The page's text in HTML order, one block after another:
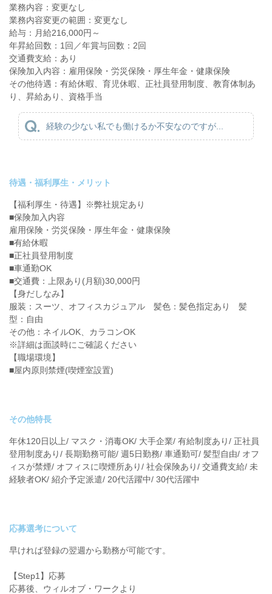
業務内容：変更なし
業務内容変更の範囲：変更なし
給与：月給216,000円～
年昇給回数：1回／年賞与回数：2回
交通費支給：あり
保険加入内容：雇用保険・労災保険・厚生年金・健康保険
その他待遇：有給休暇、育児休暇、正社員登用制度、教育体制あ
り、昇給あり、資格手当
経験の少ない私でも働けるか不安なのですが...
待遇・福利厚生・メリット
【福利厚生・待遇】※弊社規定あり
■保険加入内容
雇用保険・労災保険・厚生年金・健康保険
■有給休暇
■正社員登用制度
■車通勤OK
■交通費：上限あり(月額)30,000円
【身だしなみ】
服装：スーツ、オフィスカジュアル 髪色：髪色指定あり 髪
型：自由
その他：ネイルOK、カラコンOK
※詳細は面談時にご確認ください
【職場環境】
■屋内原則禁煙(喫煙室設置)
その他特長
年休120日以上/ マスク・消毒OK/ 大手企業/ 有給制度あり/ 正社員
登用制度あり/ 長期勤務可能/ 週5日勤務/ 車通勤可/ 髪型自由/ オフ
ィスが禁煙/ オフィスに喫煙所あり/ 社会保険あり/ 交通費支給/ 未
経験者OK/ 紹介予定派遣/ 20代活躍中/ 30代活躍中
応募選考について
早ければ登録の翌週から勤務が可能です。
【Step1】応募
応募後、ウィルオブ・ワークより